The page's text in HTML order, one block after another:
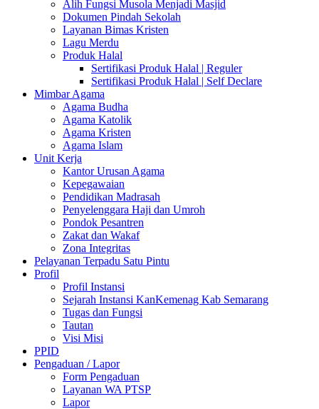
Alih Fungsi Musola Menjadi Masjid
Dokumen Pindah Sekolah
Layanan Bimas Kristen
Lagu Merdu
Produk Halal
Sertifikasi Produk Halal | Reguler
Sertifikasi Produk Halal | Self Declare
Mimbar Agama
Agama Budha
Agama Katolik
Agama Kristen
Agama Islam
Unit Kerja
Kantor Urusan Agama
Kepegawaian
Pendidikan Madrasah
Penyelenggara Haji dan Umroh
Pondok Pesantren
Zakat dan Wakaf
Zona Integritas
Pelayanan Terpadu Satu Pintu
Profil
Profil Instansi
Sejarah Instansi KanKemenag Kab Semarang
Tugas dan Fungsi
Tautan
Visi Misi
PPID
Pengaduan / Lapor
Form Pengaduan
Layanan WA PTSP
Lapor